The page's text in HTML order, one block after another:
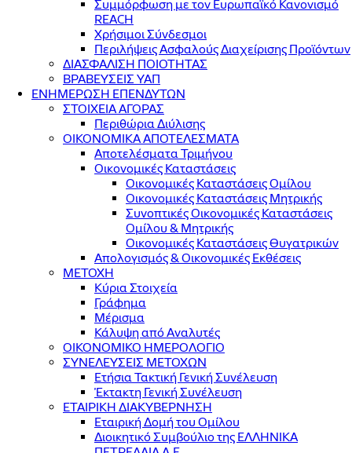
Συμμόρφωση με τον Ευρωπαϊκό Κανονισμό
REACH
Χρήσιμοι Σύνδεσμοι
Περιλήψεις Ασφαλούς Διαχείρισης Προϊόντων
ΔΙΑΣΦΑΛΙΣΗ ΠΟΙΟΤΗΤΑΣ
ΒΡΑΒΕΥΣΕΙΣ ΥΑΠ
ΕΝΗΜΕΡΩΣΗ ΕΠΕΝΔΥΤΩΝ
ΣΤΟΙΧΕΙΑ ΑΓΟΡΑΣ
Περιθώρια Διύλισης
ΟΙΚΟΝΟΜΙΚΑ ΑΠΟΤΕΛΕΣΜΑΤΑ
Αποτελέσματα Τριμήνου
Οικονομικές Καταστάσεις
Οικονομικές Καταστάσεις Ομίλου
Οικονομικές Καταστάσεις Μητρικής
Συνοπτικές Οικονομικές Καταστάσεις
Ομίλου & Μητρικής
Οικονομικές Καταστάσεις Θυγατρικών
Απολογισμός & Οικονομικές Εκθέσεις
ΜΕΤΟΧΗ
Κύρια Στοιχεία
Γράφημα
Μέρισμα
Κάλυψη από Αναλυτές
ΟΙΚΟΝΟΜΙΚΟ ΗΜΕΡΟΛΟΓΙΟ
ΣΥΝΕΛΕΥΣΕΙΣ ΜΕΤΟΧΩΝ
Ετήσια Τακτική Γενική Συνέλευση
Έκτακτη Γενική Συνέλευση
ΕΤΑΙΡΙΚΗ ΔΙΑΚΥΒΕΡΝΗΣΗ
Εταιρική Δομή του Ομίλου
Διοικητικό Συμβούλιο της ΕΛΛΗΝΙΚΑ